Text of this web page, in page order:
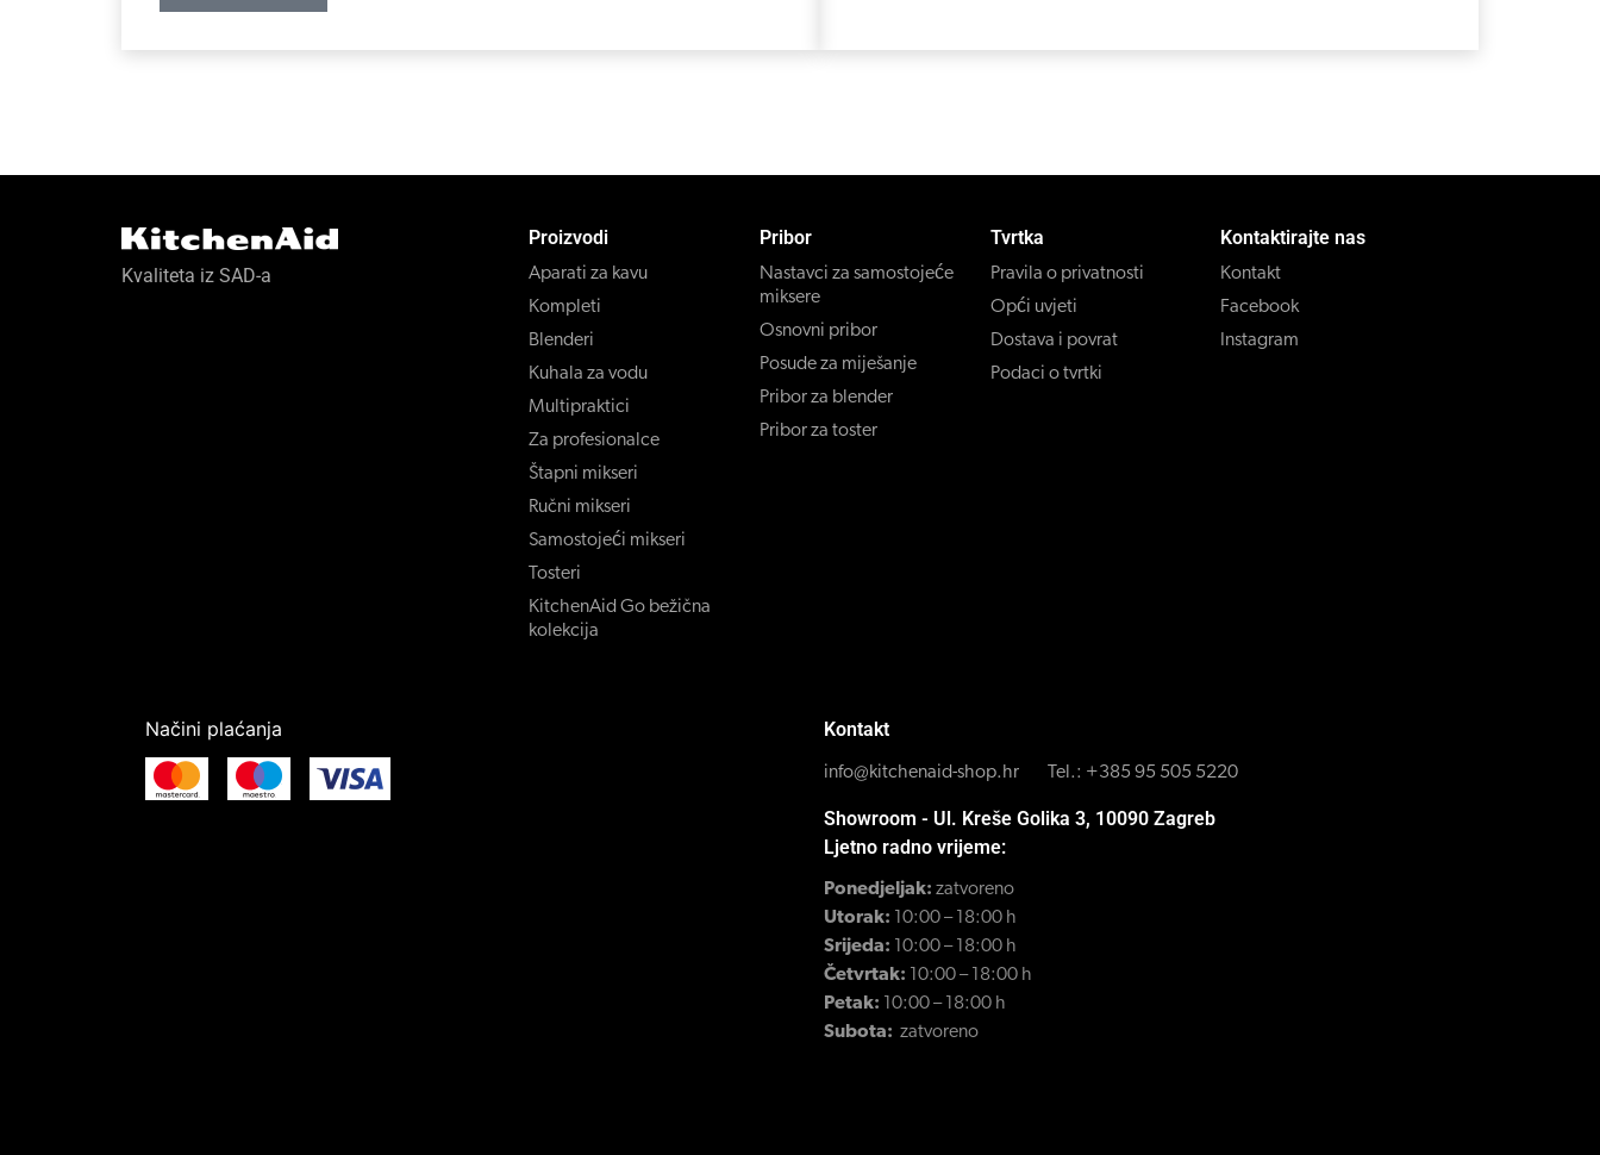
Kvaliteta iz SAD-a
Proizvodi
Aparati za kavu
Kompleti
Blenderi
Kuhala za vodu
Multipraktici
Za profesionalce
Štapni mikseri
Ručni mikseri
Samostojeći mikseri
Tosteri
KitchenAid Go bežična
kolekcija
Pribor
Nastavci za samostojeće
miksere
Osnovni pribor
Posude za miješanje
Pribor za blender
Pribor za toster
Tvrtka
Pravila o privatnosti
Opći uvjeti
Dostava i povrat
Podaci o tvrtki
Kontaktirajte nas
Kontakt
Facebook
Instagram
Načini plaćanja Kontakt
info@kitchenaid-shop.hr Tel.: +385 95 505 5220
Showroom - Ul. Kreše Golika 3, 10090 Zagreb
Ljetno radno vrijeme:
Ponedjeljak: zatvoreno
Utorak: 10:00 – 18:00 h
Srijeda: 10:00 – 18:00 h
Četvrtak: 10:00 – 18:00 h
Petak: 10:00 – 18:00 h
Subota: zatvoreno